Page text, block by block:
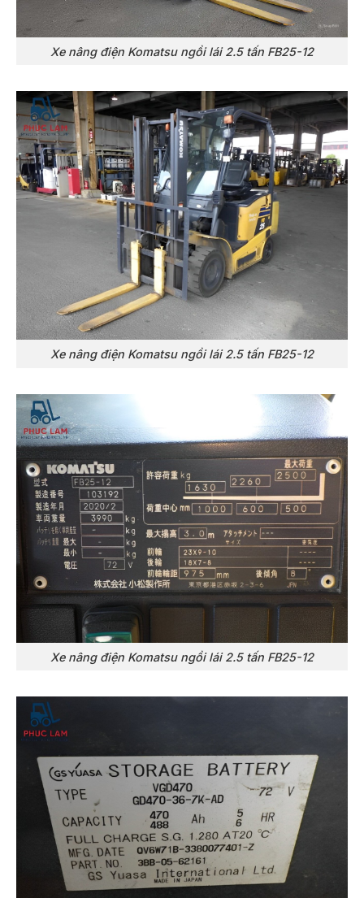
Xe nâng điện Komatsu ngồi lái 2.5 tấn FB25-12
Xe nâng điện Komatsu ngồi lái 2.5 tấn FB25-12
Xe nâng điện Komatsu ngồi lái 2.5 tấn FB25-12